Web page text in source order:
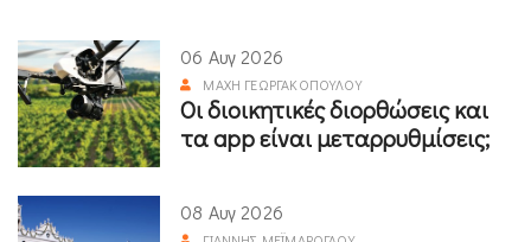
06 Αυγ 2026
ΜΆΧΗ ΓΕΩΡΓΑΚΟΠΟΎΛΟΥ
Οι διοικητικές διορθώσεις και
τα app είναι μεταρρυθμίσεις;
08 Αυγ 2026